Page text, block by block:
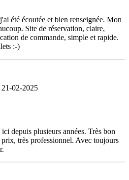
été écoutée et bien renseignée. Mon
Site de réservation, claire,
de commande, simple et rapide.
:-)
02-2025
depuis plusieurs années. Très bon
très professionnel. Avec toujours